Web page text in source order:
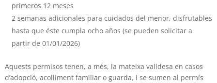
primeros 12 meses
2 semanas adicionales para cuidados del menor, disfrutables
hasta que éste cumpla ocho años (se pueden solicitar a
partir de 01/01/2026)
Aquests permisos tenen, a més, la mateixa validesa en casos
d’adopció, acolliment familiar o guarda, i se sumen al permís